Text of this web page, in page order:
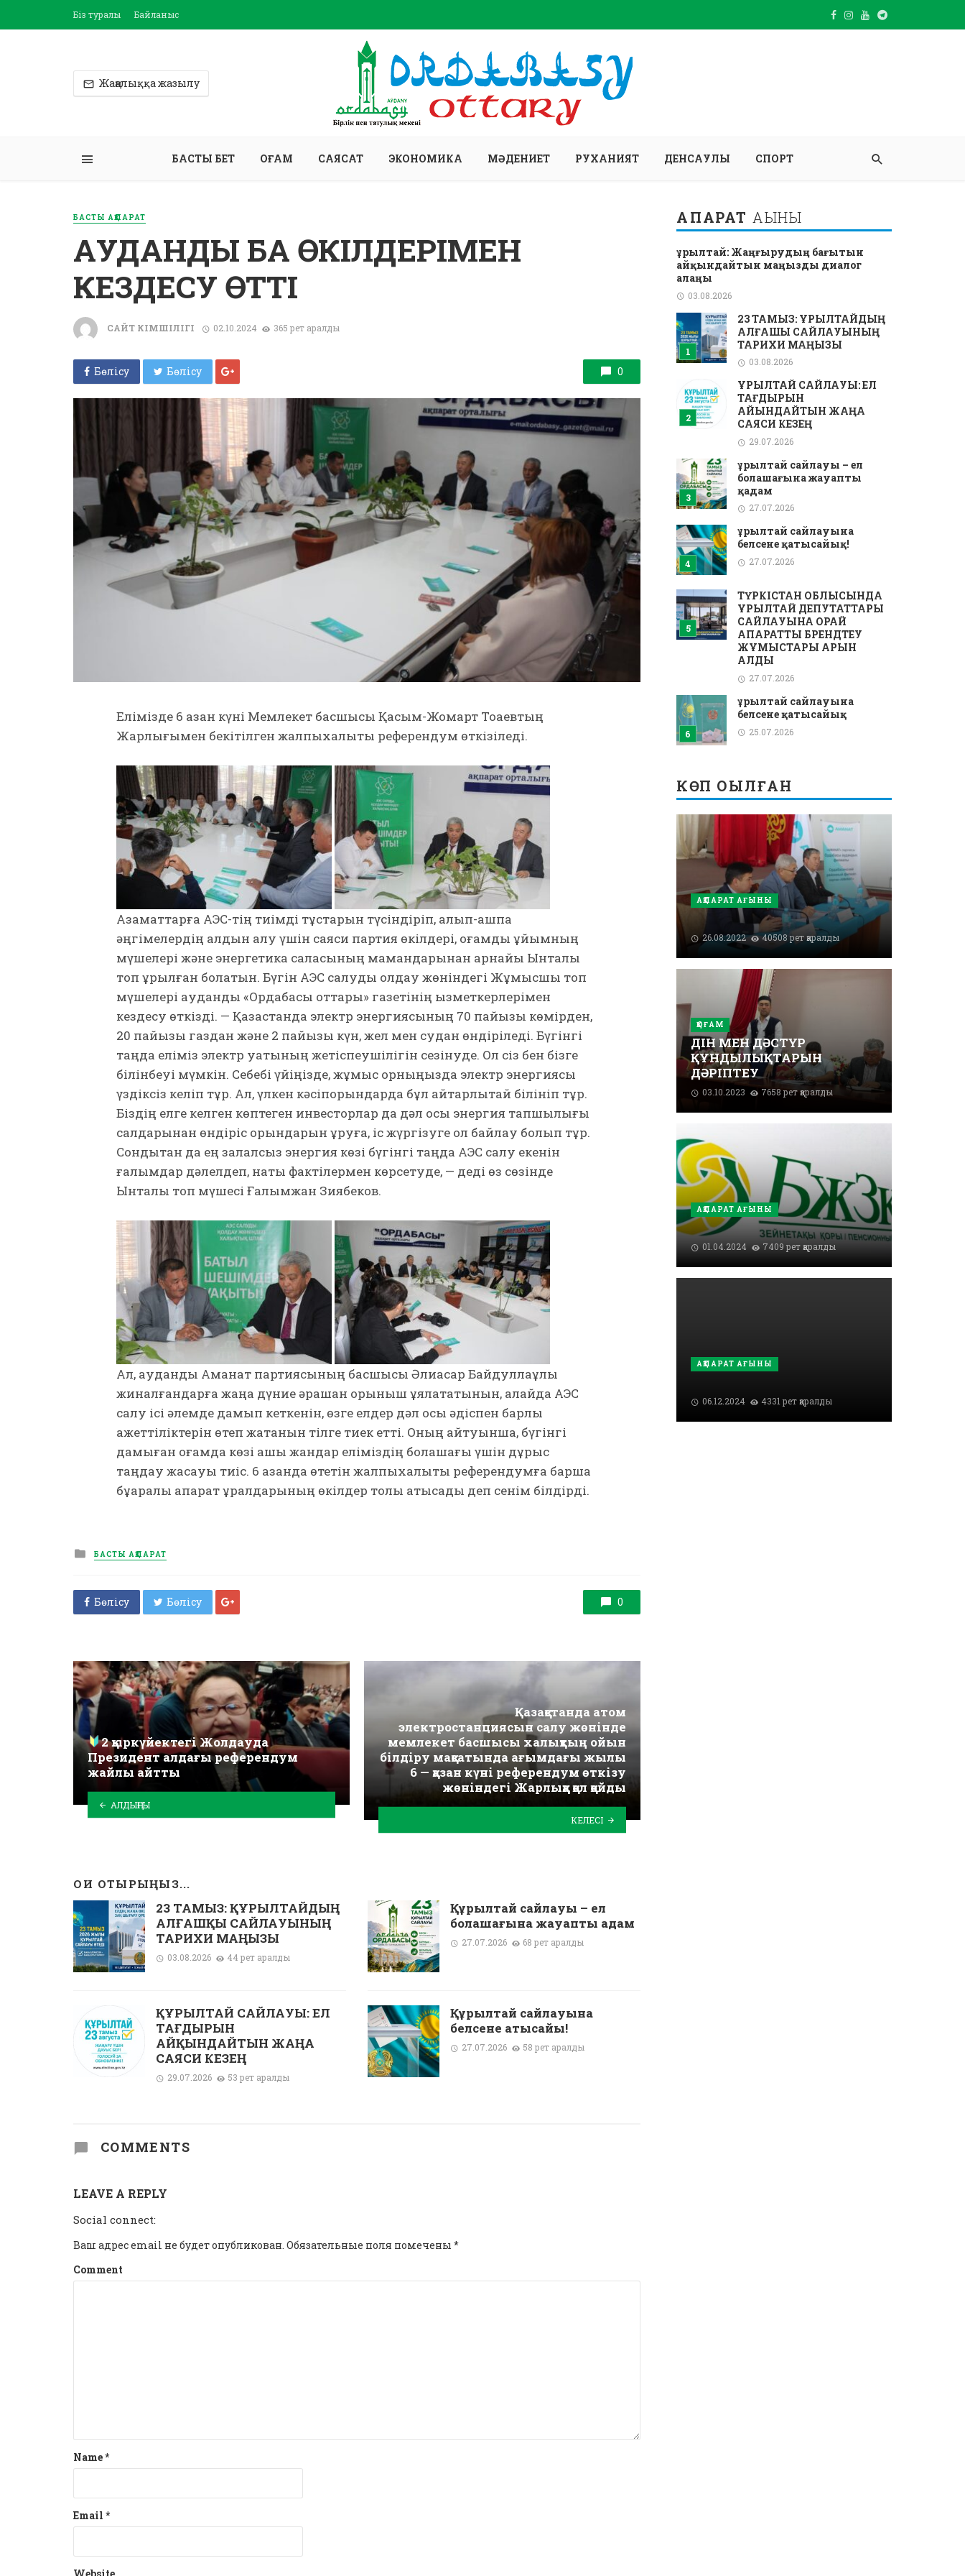
Біз туралы Байланыс
Жаңалыққа жазылу
БАСТЫ БЕТ ҚОҒАМ САЯСАТ ЭКОНОМИКА МӘДЕНИЕТ РУХАНИЯТ ДЕНСАУЛЫҚ СПОРТ
БАСТЫ АҚПАРАТ
АУДАНДЫҚ БАҚ ӨКІЛДЕРІМЕН
КЕЗДЕСУ ӨТТІ
САЙТ ӘКІМШІЛІГІ 02.10.2024 365 рет қаралды
Бөлісу Бөлісу 0
Елімізде 6 қазан күні Мемлекет басшысы Қасым-Жомарт Тоқаевтың
Жарлығымен бекітілген жалпыхалықтық референдум өткізіледі.
Азаматтарға АЭС-тің тиімді тұстарын түсіндіріп, алып-қашпа
әңгімелердің алдын алу үшін саяси партия өкілдері, қоғамдық ұйымның
мүшелері және энергетика саласының мамандарынан арнайы Ынталы
топ құрылған болатын. Бүгін АЭС салуды қолдау жөніндегі Жұмысшы топ
мүшелері аудандық «Ордабасы оттары» газетінің қызметкерлерімен
кездесу өткізді. — Қазақстанда электр энергиясының 70 пайызы көмірден,
20 пайызы газдан және 2 пайызы күн, жел мен судан өндіріледі. Бүгінгі
таңда еліміз электр қуатының жетіспеушілігін сезінуде. Ол сіз бен бізге
білінбеуі мүмкін. Себебі үйіңізде, жұмыс орныңызда электр энергиясы
үздіксіз келіп тұр. Ал, үлкен кәсіпорындарда бұл айтарлықтай білініп тұр.
Біздің елге келген көптеген инвесторлар да дәл осы энергия тапшылығы
салдарынан өндіріс орындарын құруға, іс жүргізуге қол байлау болып тұр.
Сондықтан да ең залалсыз энергия көзі бүгінгі таңда АЭС салу екенін
ғалымдар дәлелдеп, нақты фактілермен көрсетуде, — деді өз сөзінде
Ынталы топ мүшесі Ғалымжан Зиябеков.
Ал, аудандық Аманат партиясының басшысы Әлиасқар Байдуллаұлы
жиналғандарға жаңа дүние әрқашан қорқыныш ұялататынын, алайда АЭС
салу ісі әлемде дамып кеткенін, өзге елдер дәл осы әдіспен барлық
қажеттіліктерін өтеп жатқанын тілге тиек етті. Оның айтуынша, бүгінгі
дамыған қоғамда көзі ашық жандар еліміздің болашағы үшін дұрыс
таңдау жасауы тиіс. 6 қазанда өтетін жалпыхалықтық референдумға барша
бұқаралық ақпарат құралдарының өкілдер толық қатысады деп сенім білдірді.
Posted
in
БАСТЫ АҚПАРАТ
Бөлісу Бөлісу 0
2 қыркүйектегі Жолдауда
Президент алдағы референдум
жайлы айтты
АЛДЫҢҒЫ
Қазақстанда атом
электростанциясын салу жөнінде
мемлекет басшысы халықтың ойын
білдіру мақсатында ағымдағы жылы
6 — қазан күні референдум өткізу
жөніндегі Жарлыққа қол қойды
КЕЛЕСІ
ОҚИ ОТЫРЫҢЫЗ...
23 ТАМЫЗ: ҚҰРЫЛТАЙДЫҢ
АЛҒАШҚЫ САЙЛАУЫНЫҢ
ТАРИХИ МАҢЫЗЫ
03.08.2026 44 рет қаралды
ҚҰРЫЛТАЙ САЙЛАУЫ: ЕЛ
ТАҒДЫРЫН
АЙҚЫНДАЙТЫН ЖАҢА
САЯСИ КЕЗЕҢ
29.07.2026 53 рет қаралды
Құрылтай сайлауы – ел
болашағына жауапты қадам
27.07.2026 68 рет қаралды
Құрылтай сайлауына
белсене қатысайық!
27.07.2026 58 рет қаралды
COMMENTS
LEAVE A REPLY
Social connect:
Ваш адрес email не будет опубликован. Обязательные поля помечены *
Comment
Name*
Email *
АҚПАРАТ АҒЫНЫ
Құрылтай: Жаңғырудың бағытын
айқындайтын маңызды диалог
алаңы
03.08.2026
23 ТАМЫЗ: ҚҰРЫЛТАЙДЫҢ
АЛҒАШҚЫ САЙЛАУЫНЫҢ
ТАРИХИ МАҢЫЗЫ
03.08.2026
ҚҰРЫЛТАЙ САЙЛАУЫ: ЕЛ
ТАҒДЫРЫН
АЙҚЫНДАЙТЫН ЖАҢА
САЯСИ КЕЗЕҢ
29.07.2026
Құрылтай сайлауы – ел
болашағына жауапты
қадам
27.07.2026
Құрылтай сайлауына
белсене қатысайық!
27.07.2026
ТҮРКІСТАН ОБЛЫСЫНДА
ҚҰРЫЛТАЙ ДЕПУТАТТАРЫ
САЙЛАУЫНА ОРАЙ
АҚПАРАТТЫҚ БРЕНДТЕУ
ЖҰМЫСТАРЫ ҚАРҚЫН
АЛДЫ
27.07.2026
Құрылтай сайлауына
белсене қатысайық
25.07.2026
КӨП ОҚЫЛҒАН
АҚПАРАТ АҒЫНЫ
26.08.2022 40508 рет қаралды
ҚОҒАМ
ДІН МЕН ДӘСТҮР
ҚҰНДЫЛЫҚТАРЫН
ДӘРІПТЕУ
03.10.2023 7658 рет қаралды
АҚПАРАТ АҒЫНЫ
01.04.2024 7409 рет қаралды
АҚПАРАТ АҒЫНЫ
06.12.2024 4331 рет қаралды